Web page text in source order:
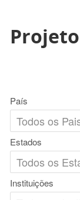
País
Estados
Instituições